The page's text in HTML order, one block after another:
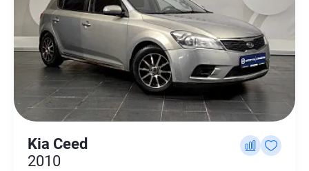
Kia Ceed
2010